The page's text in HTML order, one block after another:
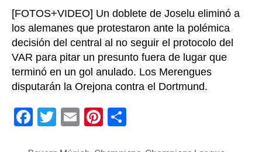
[FOTOS+VIDEO] Un doblete de Joselu eliminó a
los alemanes que protestaron ante la polémica
decisión del central al no seguir el protocolo del
VAR para pitar un presunto fuera de lugar que
terminó en un gol anulado. Los Merengues
disputarán la Orejona contra el Dortmund.
F
T
E
Pi